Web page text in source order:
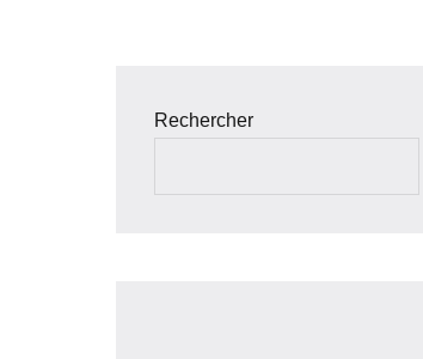
Rechercher